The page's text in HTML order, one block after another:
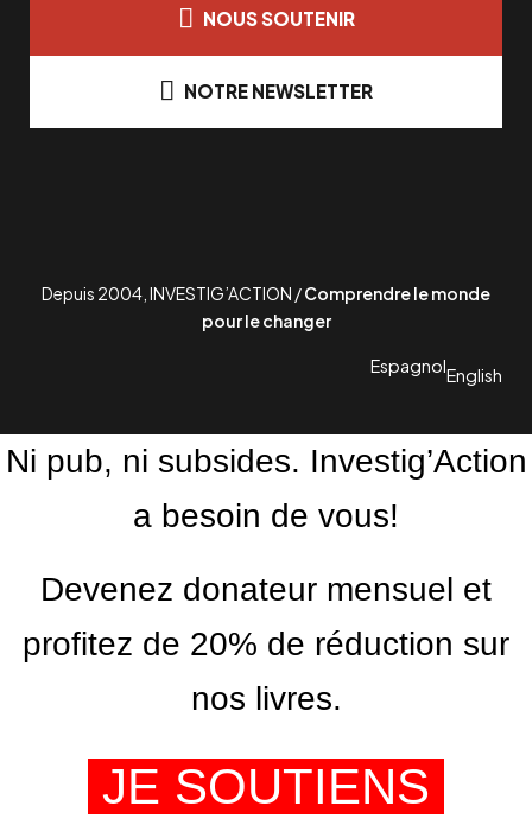
NOUS SOUTENIR
NOTRE NEWSLETTER
Depuis 2004, INVESTIG’ACTION /Comprendre le monde
pour le changer
EspagnolEnglish
Ni pub, ni subsides. Investig’Action
a besoin de vous!
Devenez donateur mensuel et
profitez de 20% de réduction sur
nos livres.
JE SOUTIENS